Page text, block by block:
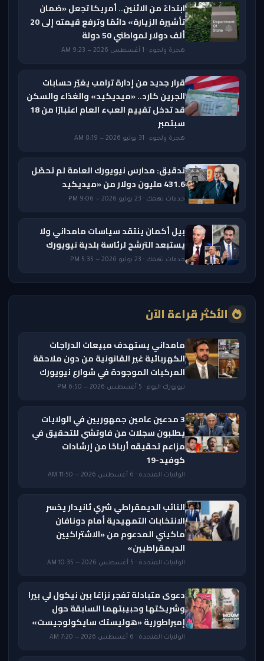
ابتداءً من الاثنين.. أمريكا تجعل «ضمان
تأشيرة الزيارة» دائمًا وترفع قيمته إلى 20
ألف دولار لمواطني 50 دولة
هجرة ولجوء · 1 أغسطس 2026 — 9:23 AM
قرار جديد من إدارة ترامب يغيّر حسابات
الجرين كارد.. «ميديكيد» والغذاء والسكن
قد تدخل تقييم العبء العام اعتبارًا من 18
سبتمبر
هجرة ولجوء · 31 يوليو 2026 — 8:19 AM
تدقيق: مدارس نيويورك العامة لم تحصّل
431.6 مليون دولار من «ميديكيد
خدمات تهمك · 23 يوليو 2026 — 9:06 PM
بيل أكمان ينتقد سياسات مامداني ولا
يستبعد الترشح لرئاسة بلدية نيويورك
خدمات تهمك · 23 يوليو 2026 — 5:35 PM
الأكثر قراءة الآن
مامداني يستهدف مبيعات الدراجات
الكهربائية غير القانونية من دون ملاحقة
المركبات الموجودة في شوارع نيويورك
نيويورك اليوم · 5 أغسطس 2026 — 6:50 PM
3 مدعين عامين جمهوريين في الولايات
يطلبون سجلات من فاوتشي للتحقيق في
مزاعم تحقيقه أرباحًا من إرشادات
كوفيد-19
الولايات المتحدة · 6 أغسطس 2026 — 11:50 AM
النائب الديمقراطي شري ثانيدار يخسر
الانتخابات التمهيدية أمام دونافان
ماكيني المدعوم من «الاشتراكيين
الديمقراطيين»
الولايات المتحدة · 5 أغسطس 2026 — 10:35 AM
دعوى متبادلة تفجر نزاعًا بين نيكول لي بيرا
وشريكتها وحبيبتهما السابقة حول
إمبراطورية «هوليستك سايكولوجيست»
الولايات المتحدة · 6 أغسطس 2026 — 7:20 AM